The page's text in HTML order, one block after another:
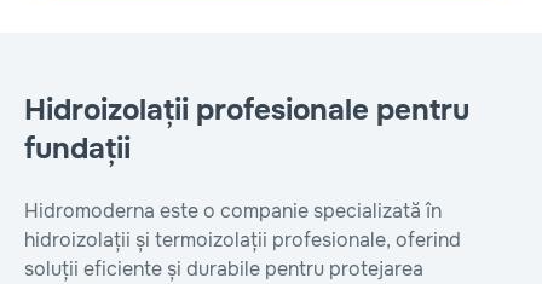
Hidroizolații profesionale pentru
fundații
Hidromoderna este o companie specializată în
hidroizolații și termoizolații profesionale, oferind
soluții eficiente și durabile pentru protejarea